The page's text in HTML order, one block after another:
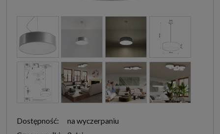
Dostępność:
na wyczerpaniu